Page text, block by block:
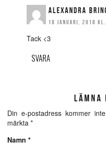
ALEXANDRA
18 JANUARI, 2018
Tack <3
SVARA
LÄMNA
Din e-postadress kommer
märkta *
Namn *